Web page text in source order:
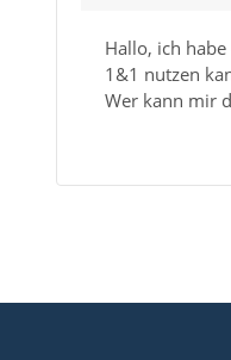
Hallo, ich
1&1 nutzen
Wer kann mir